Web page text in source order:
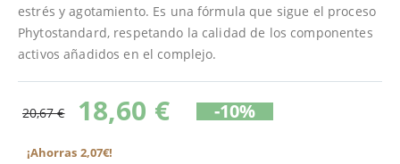
estrés y agotamiento. Es una fórmula que sigue el proceso
Phytostandard, respetando la calidad de los componentes
activos añadidos en el complejo.
20,67 € 18,60 € -10%
¡Ahorras 2,07€!